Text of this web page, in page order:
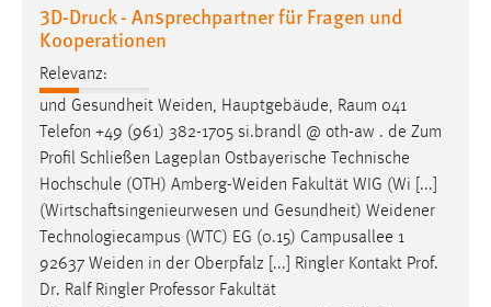
3D-Druck - Ansprechpartner für Fragen und
Kooperationen
Relevanz:
und Gesundheit Weiden, Hauptgebäude, Raum 041
Telefon +49 (961) 382-1705 si.brandl @ oth-aw . de Zum
Profil Schließen Lageplan Ostbayerische Technische
Hochschule (OTH) Amberg-Weiden Fakultät WIG (Wi [...]
(Wirtschaftsingenieurwesen und Gesundheit) Weidener
Technologiecampus (WTC) EG (0.15) Campusallee 1
92637 Weiden in der Oberpfalz [...] Ringler Kontakt Prof.
Dr. Ralf Ringler Professor Fakultät
Sprachpräferenz
Name:
site-language-preference
Zweck:
Das Cookie speichert die gewählte Sprache der Website.
Cookie Laufzeit:
Chat